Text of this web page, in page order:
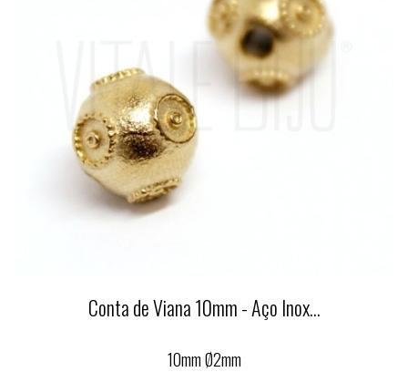
Conta de Viana 10mm - Aço Inox...
10mm Ø2mm